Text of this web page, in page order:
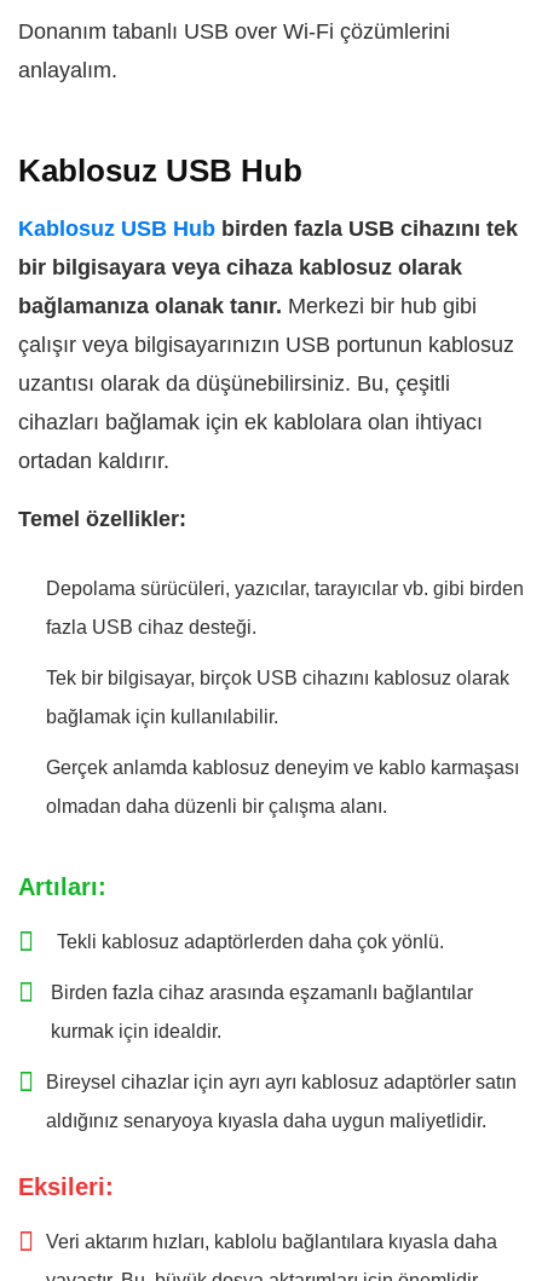
Donanım tabanlı USB over Wi-Fi çözümlerini
anlayalım.
Kablosuz USB Hub
Kablosuz USB Hub birden fazla USB cihazını tek
bir bilgisayara veya cihaza kablosuz olarak
bağlamanıza olanak tanır. Merkezi bir hub gibi
çalışır veya bilgisayarınızın USB portunun kablosuz
uzantısı olarak da düşünebilirsiniz. Bu, çeşitli
cihazları bağlamak için ek kablolara olan ihtiyacı
ortadan kaldırır.
Temel özellikler:
Depolama sürücüleri, yazıcılar, tarayıcılar vb. gibi birden
fazla USB cihaz desteği.
Tek bir bilgisayar, birçok USB cihazını kablosuz olarak
bağlamak için kullanılabilir.
Gerçek anlamda kablosuz deneyim ve kablo karmaşası
olmadan daha düzenli bir çalışma alanı.
Artıları:
Tekli kablosuz adaptörlerden daha çok yönlü.
Birden fazla cihaz arasında eşzamanlı bağlantılar
kurmak için idealdir.
Bireysel cihazlar için ayrı ayrı kablosuz adaptörler satın
aldığınız senaryoya kıyasla daha uygun maliyetlidir.
Eksileri:
Veri aktarım hızları, kablolu bağlantılara kıyasla daha